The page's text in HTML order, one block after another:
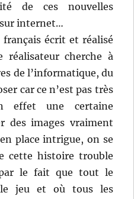
de ces nouvelles
internet…
écrit et réalisé
réalisateur cherche à
de l’informatique, du
car ce n’est pas très
une certaine
des images vraiment
place intrigue, on se
cette histoire trouble
le fait que tout le
jeu et où tous les